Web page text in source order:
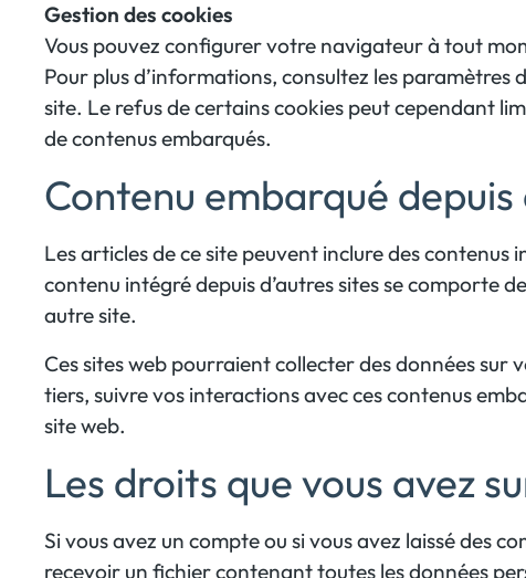
Gestion des cookies
Vous pouvez configurer votre navigateur à tout
Pour plus d’informations, consultez les paramètres
site. Le refus de certains cookies peut cependant
de contenus embarqués.
Contenu embarqué depuis
Les articles de ce site peuvent inclure des
contenu intégré depuis d’autres sites se comporte
autre site.
Ces sites web pourraient collecter des données sur
tiers, suivre vos interactions avec ces contenus
site web.
Les droits que vous avez
Si vous avez un compte ou si vous avez laissé des
recevoir un fichier contenant toutes les données